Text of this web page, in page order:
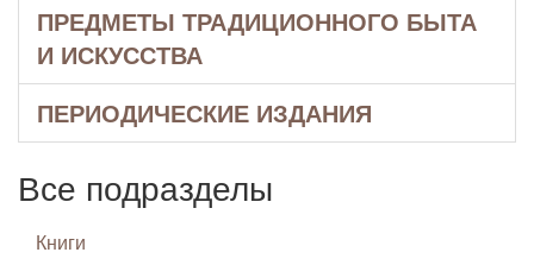
ПРЕДМЕТЫ ТРАДИЦИОННОГО БЫТА
И ИСКУССТВА
ПЕРИОДИЧЕСКИЕ ИЗДАНИЯ
Все подразделы
Книги